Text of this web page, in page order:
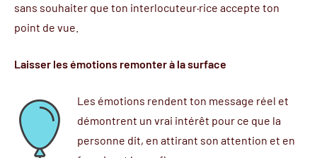
sans souhaiter que ton interlocuteur·rice accepte ton
point de vue.
Laisser les émotions remonter à la surface
Les émotions rendent ton message réel et
démontrent un vrai intérêt pour ce que la
personne dit, en attirant son attention et en